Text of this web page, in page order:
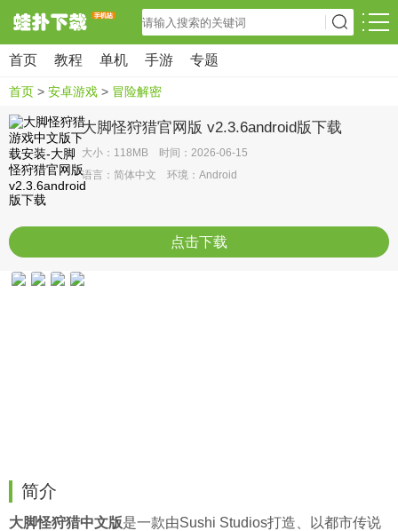
首页 教程 单机 手游 专题
首页 > 安卓游戏 > 冒险解密
大脚怪狩猎官网版 v2.3.6android版下载
大小：118MB 时间：2026-06-15
语言：简体中文 环境：Android
点击下载
简介
大脚怪狩猎中文版是一款由Sushi Studios打造、以都市传说